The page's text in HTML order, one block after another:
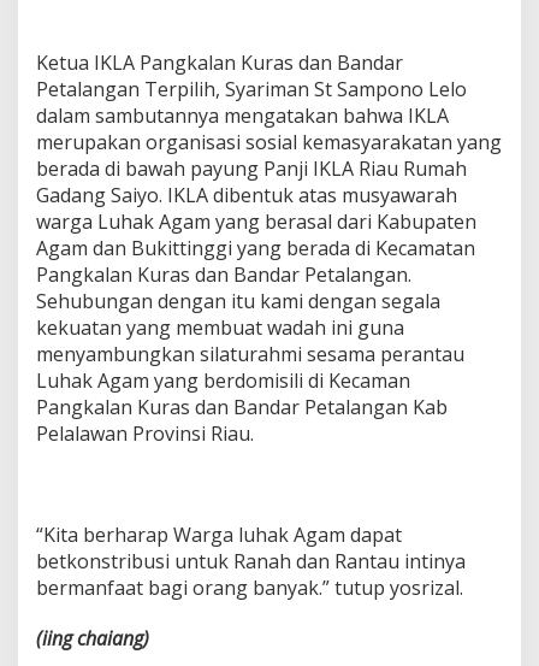
Ketua IKLA Pangkalan Kuras dan Bandar
Petalangan Terpilih, Syariman St Sampono Lelo
dalam sambutannya mengatakan bahwa IKLA
merupakan organisasi sosial kemasyarakatan yang
berada di bawah payung Panji IKLA Riau Rumah
Gadang Saiyo. IKLA dibentuk atas musyawarah
warga Luhak Agam yang berasal dari Kabupaten
Agam dan Bukittinggi yang berada di Kecamatan
Pangkalan Kuras dan Bandar Petalangan.
Sehubungan dengan itu kami dengan segala
kekuatan yang membuat wadah ini guna
menyambungkan silaturahmi sesama perantau
Luhak Agam yang berdomisili di Kecaman
Pangkalan Kuras dan Bandar Petalangan Kab
Pelalawan Provinsi Riau.
“Kita berharap Warga luhak Agam dapat
betkonstribusi untuk Ranah dan Rantau intinya
bermanfaat bagi orang banyak.” tutup yosrizal.
(iingchaiang)